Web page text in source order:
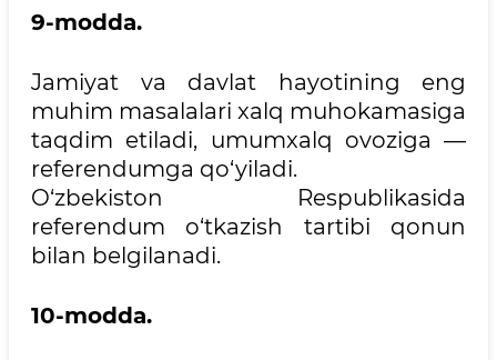
9-modda.
Jamiyat va davlat hayotining eng
muhim masalalari xalq muhokamasiga
taqdim etiladi, umumxalq ovoziga —
referendumga qo‘yiladi.
O‘zbekiston Respublikasida
referendum o‘tkazish tartibi qonun
bilan belgilanadi.
10-modda.